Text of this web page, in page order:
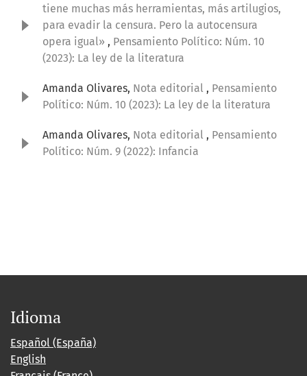
tiene muchas más herramientas, más artilugios,
para evadir la censura. Pero la autocensura
opera igual» , Pensamiento Político: Núm. 10
(2023): La ley de la literatura
Amanda Olivares, Nota editorial , Pensamiento
Político: Núm. 10 (2023): La ley de la literatura
Amanda Olivares, Nota editorial , Pensamiento
Político: Núm. 9 (2022): Infancia
Idioma
Español (España)
English